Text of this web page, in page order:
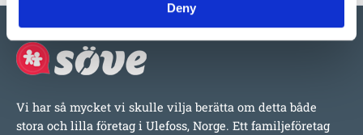
Deny
Vi har så mycket vi skulle vilja berätta om detta både
stora och lilla företag i Ulefoss, Norge. Ett familjeföretag